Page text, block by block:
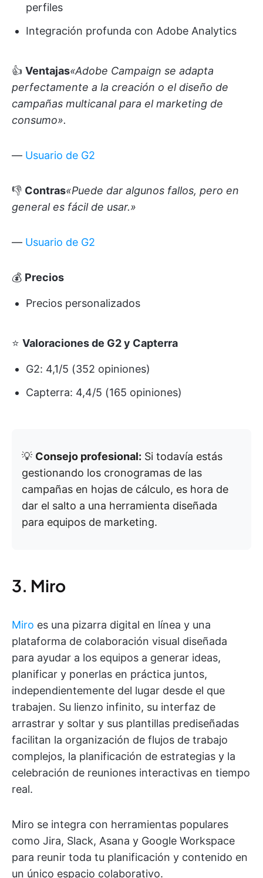
perfiles
Integración profunda con Adobe Analytics
👍 Ventajas«Adobe Campaign se adapta
perfectamente a la creación o el diseño de
campañas multicanal para el marketing de
consumo».
— Usuario de G2
👎 Contras«Puede dar algunos fallos, pero en
general es fácil de usar.»
— Usuario de G2
💰 Precios
Precios personalizados
⭐ Valoraciones de G2 y Capterra
G2: 4,1/5 (352 opiniones)
Capterra: 4,4/5 (165 opiniones)
💡 Consejo profesional: Si todavía estás
gestionando los cronogramas de las
campañas en hojas de cálculo, es hora de
dar el salto a una herramienta diseñada
para equipos de marketing.
3. Miro
Miro es una pizarra digital en línea y una
plataforma de colaboración visual diseñada
para ayudar a los equipos a generar ideas,
planificar y ponerlas en práctica juntos,
independientemente del lugar desde el que
trabajen. Su lienzo infinito, su interfaz de
arrastrar y soltar y sus plantillas prediseñadas
facilitan la organización de flujos de trabajo
complejos, la planificación de estrategias y la
celebración de reuniones interactivas en tiempo
real.
Miro se integra con herramientas populares
como Jira, Slack, Asana y Google Workspace
para reunir toda tu planificación y contenido en
un único espacio colaborativo.